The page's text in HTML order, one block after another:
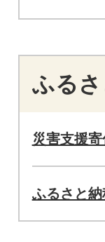
ふる
災害支援寄
ふるさと